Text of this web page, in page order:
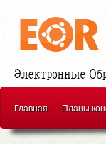
Главная Планы